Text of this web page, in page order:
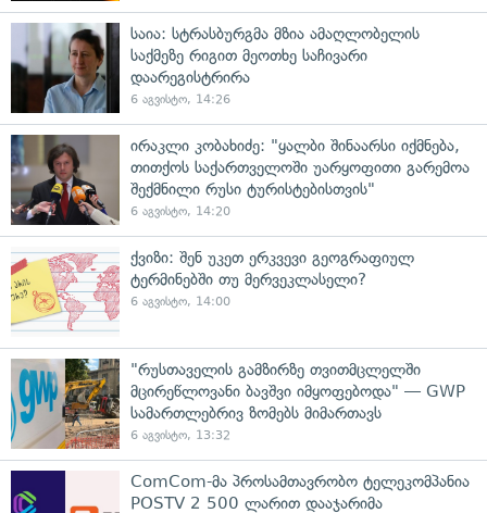
საია: სტრასბურგმა მზია ამაღლობელის
საქმეზე რიგით მეოთხე საჩივარი
დაარეგისტრირა
6 აგვისტო, 14:26
ირაკლი კობახიძე: "ყალბი შინაარსი იქმნება,
თითქოს საქართველოში უარყოფითი გარემოა
შექმნილი რუსი ტურისტებისთვის"
6 აგვისტო, 14:20
ქვიზი: შენ უკეთ ერკვევი გეოგრაფიულ
ტერმინებში თუ მერვეკლასელი?
6 აგვისტო, 14:00
"რუსთაველის გამზირზე თვითმცლელში
მცირეწლოვანი ბავშვი იმყოფებოდა" — GWP
სამართლებრივ ზომებს მიმართავს
6 აგვისტო, 13:32
ComCom-მა პროსამთავრობო ტელეკომპანია
POSTV 2 500 ლარით დააჯარიმა